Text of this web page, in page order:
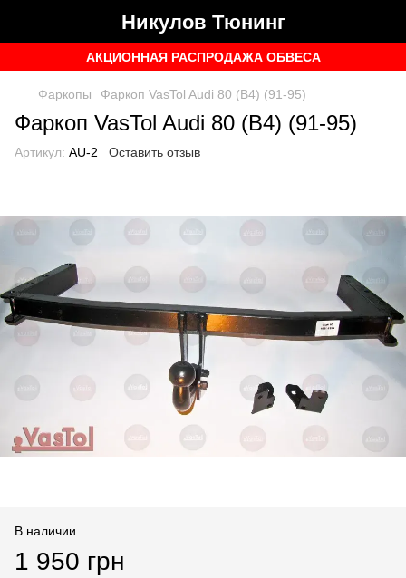
Никулов Тюнинг
АКЦИОННАЯ РАСПРОДАЖА ОБВЕСА
Фаркопы Фаркоп VasTol Audi 80 (B4) (91-95)
Фаркоп VasTol Audi 80 (B4) (91-95)
Артикул: AU-2 Оставить отзыв
В наличии
1 950 грн